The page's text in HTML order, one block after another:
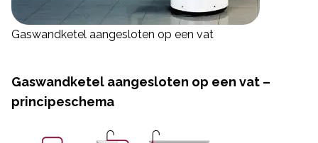
Gaswandketel aangesloten op een vat
Gaswandketel aangesloten op een vat –
principeschema